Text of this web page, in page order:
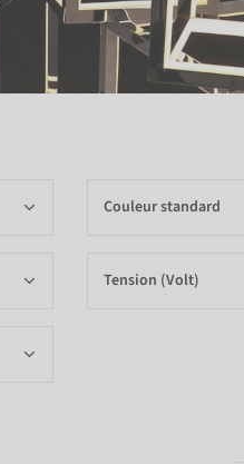
Couleur standard
Tension (Volt)